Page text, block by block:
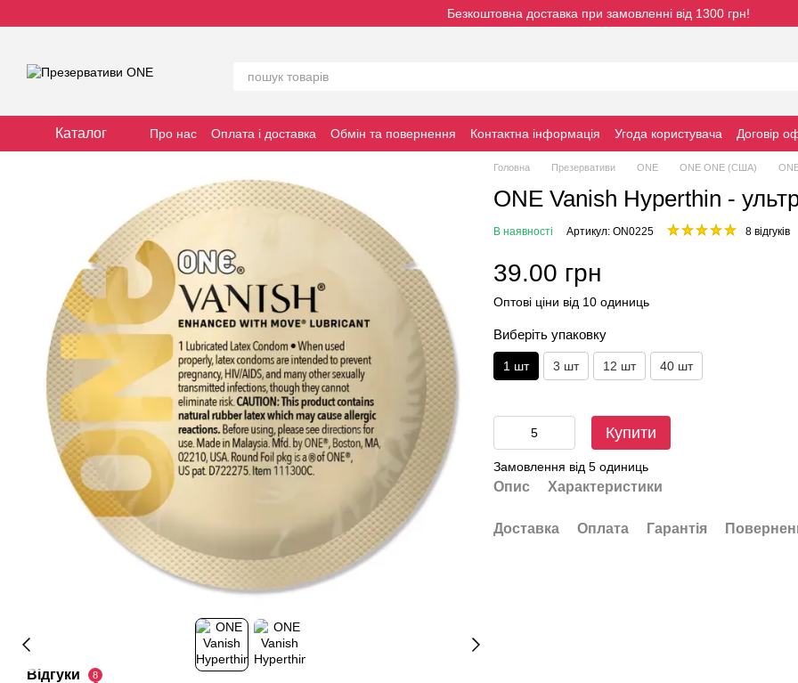
Безкоштовна доставка при замовленні від 1300 грн!
Каталог Про нас Оплата і доставка Обмін та повернення Контактна інформація Угода користувача Договiр
Відгуки 8
Головна Презервативи ONE ONE ONE (США)
ONE Vanish Hyperthin -
В наявності Артикул: ON0225 8 відгуків
39.00 грн
Оптові ціни від 10 одиниць
Виберіть упаковку
1 шт 3 шт 12 шт 40 шт
Купити
Замовлення від 5 одиниць
Опис Характеристики
Доставка Оплата Гарантія